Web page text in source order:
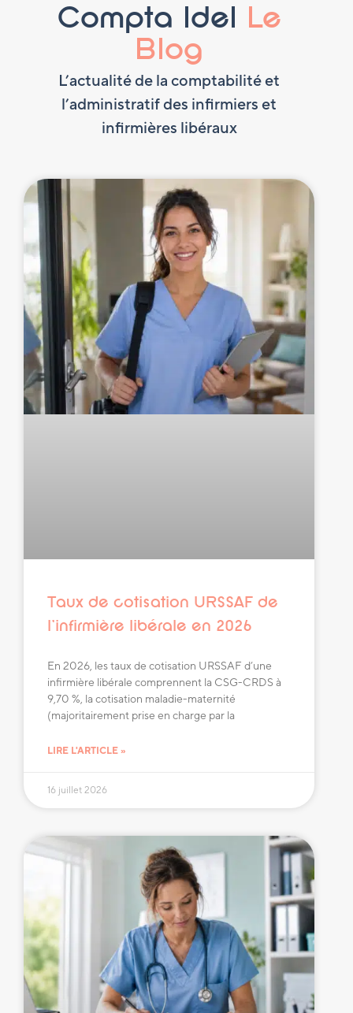
Compta Idel Le
Blog
L’actualité de la comptabilité et
l’administratif des infirmiers et
infirmières libéraux
Taux de cotisation URSSAF de
l’infirmière libérale en 2026
En 2026, les taux de cotisation URSSAF d’une
infirmière libérale comprennent la CSG-CRDS à
9,70 %, la cotisation maladie-maternité
(majoritairement prise en charge par la
LIRE L'ARTICLE »
16 juillet 2026